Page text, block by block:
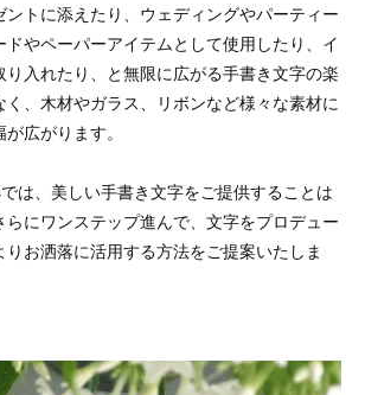
トに添えたり、ウェディングやパーティー
やペーパーアイテムとして使用したり、イ
り入れたり、と無限に広がる手書き文字の楽
く、木材やガラス、リボンなど様々な素材に
広がります。
は、美しい手書き文字をご提供することは
らにワンステップ進んで、文字をプロデュー
お洒落に活用する方法をご提案いたしま